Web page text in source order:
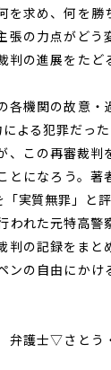
求め、何を勝
張の力点がど
の進展をたど
機関の故意・
よる犯罪だった
この再審裁判
とになろう。
実質無罪」と評
れた元特高警
判の記録をま
の自由にか
弁護士▽さと